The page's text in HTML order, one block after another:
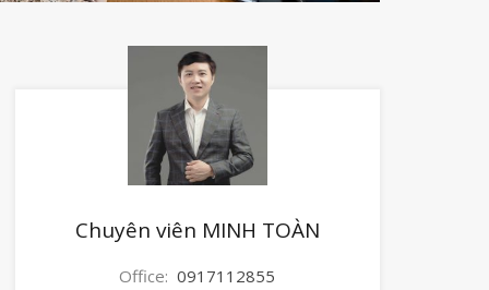
Chuyên viên MINH TOÀN
Office: 0917112855